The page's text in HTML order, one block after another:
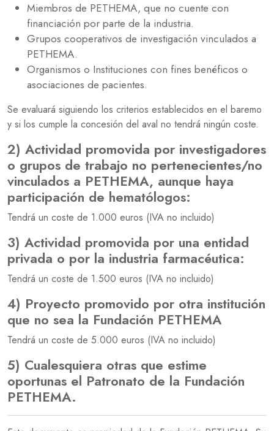
Miembros de PETHEMA, que no cuente con
financiación por parte de la industria.
Grupos cooperativos de investigación vinculados a
PETHEMA.
Organismos o Instituciones con fines benéficos o
asociaciones de pacientes.
Se evaluará siguiendo los criterios establecidos en el baremo
y si los cumple la concesión del aval no tendrá ningún coste.
2) Actividad promovida por investigadores
o grupos de trabajo no pertenecientes/no
vinculados a PETHEMA, aunque haya
participación de hematólogos:
Tendrá un coste de 1.000 euros (IVA no incluido)
3) Actividad promovida por una entidad
privada o por la industria farmacéutica:
Tendrá un coste de 1.500 euros (IVA no incluido)
4) Proyecto promovido por otra institución
que no sea la Fundación PETHEMA
Tendrá un coste de 5.000 euros (IVA no incluido)
5) Cualesquiera otras que estime
oportunas el Patronato de la Fundación
PETHEMA.